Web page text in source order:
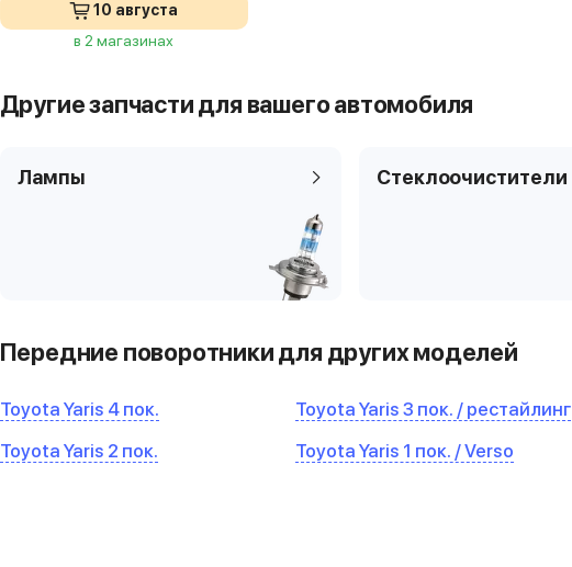
10 августа
в 2 магазинах
Другие запчасти для вашего автомобиля
Лампы Стеклоочистители
Передние поворотники для других моделей
Toyota Yaris 4 пок. Toyota Yaris 3 пок. / рестайлинг
Toyota Yaris 2 пок.
Toyota Yaris 1 пок. / Verso